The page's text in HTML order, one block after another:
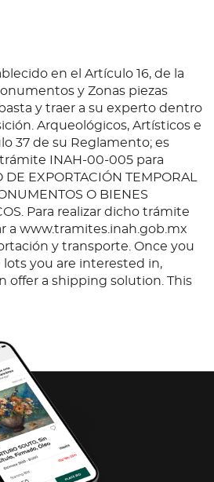
en el Artículo 16, de la
y Zonas piezas
y traer a su experto dentro
Arqueológicos, Artísticos e
37 de su Reglamento; es
INAH-00-005 para
EXPORTACIÓN TEMPORAL
O BIENES
Para realizar dicho trámite
a www.tramites.inah.gob.mx
y transporte. Once you
you are interested in,
offer a shipping solution. This